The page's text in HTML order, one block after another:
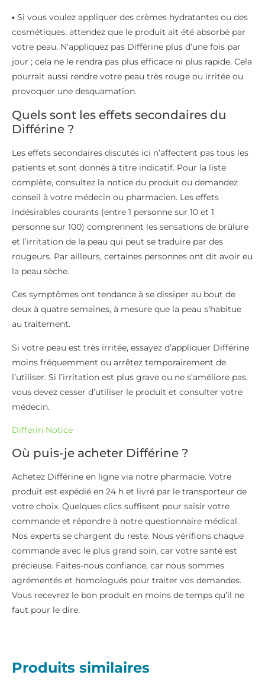
▪️ Si vous voulez appliquer des crèmes hydratantes ou des
cosmétiques, attendez que le produit ait été absorbé par
votre peau. N’appliquez pas Différine plus d’une fois par
jour ; cela ne le rendra pas plus efficace ni plus rapide. Cela
pourrait aussi rendre votre peau très rouge ou irritée ou
provoquer une desquamation.
Quels sont les effets secondaires du
Différine ?
Les effets secondaires discutés ici n’affectent pas tous les
patients et sont donnés à titre indicatif. Pour la liste
complète, consultez la notice du produit ou demandez
conseil à votre médecin ou pharmacien. Les effets
indésirables courants (entre 1 personne sur 10 et 1
personne sur 100) comprennent les sensations de brûlure
et l’irritation de la peau qui peut se traduire par des
rougeurs. Par ailleurs, certaines personnes ont dit avoir eu
la peau sèche.
Ces symptômes ont tendance à se dissiper au bout de
deux à quatre semaines, à mesure que la peau s’habitue
au traitement.
Si votre peau est très irritée, essayez d’appliquer Différine
moins fréquemment ou arrêtez temporairement de
l’utiliser. Si l’irritation est plus grave ou ne s’améliore pas,
vous devez cesser d’utiliser le produit et consulter votre
médecin.
Differin Notice
Où puis-je acheter Différine ?
Achetez Différine en ligne via notre pharmacie. Votre
produit est expédié en 24 h et livré par le transporteur de
votre choix. Quelques clics suffisent pour saisir votre
commande et répondre à notre questionnaire médical.
Nos experts se chargent du reste. Nous vérifions chaque
commande avec le plus grand soin, car votre santé est
précieuse. Faites-nous confiance, car nous sommes
agrémentés et homologués pour traiter vos demandes.
Vous recevrez le bon produit en moins de temps qu’il ne
faut pour le dire.
Produits similaires